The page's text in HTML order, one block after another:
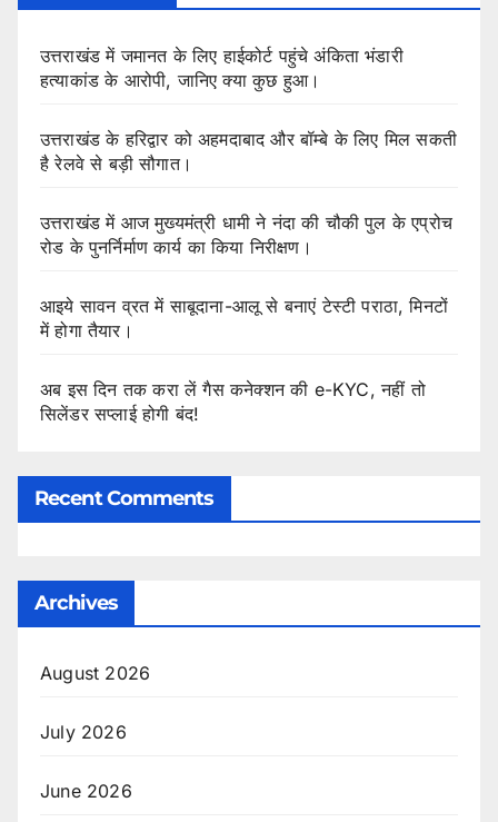
उत्तराखंड में जमानत के लिए हाईकोर्ट पहुंचे अंकिता भंडारी
हत्याकांड के आरोपी, जानिए क्या कुछ हुआ।
उत्तराखंड के हरिद्वार को अहमदाबाद और बॉम्बे के लिए मिल सकती
है रेलवे से बड़ी सौगात।
उत्तराखंड में आज मुख्यमंत्री धामी ने नंदा की चौकी पुल के एप्रोच
रोड के पुनर्निर्माण कार्य का किया निरीक्षण।
आइये सावन व्रत में साबूदाना-आलू से बनाएं टेस्टी पराठा, मिनटों
में होगा तैयार।
अब इस दिन तक करा लें गैस कनेक्शन की e-KYC, नहीं तो
सिलेंडर सप्लाई होगी बंद!
Recent Comments
Archives
August 2026
July 2026
June 2026